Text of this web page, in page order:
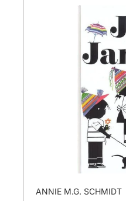
ANNIE M.G. SCHMIDT